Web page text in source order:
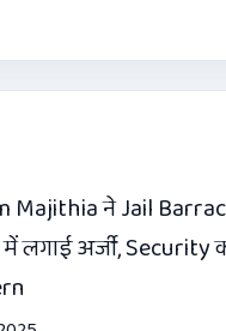
Majithia ने Jail
लगाई अर्जी, Security